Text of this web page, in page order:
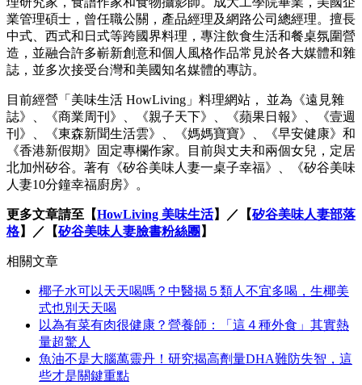
業管理碩士，曾任職公關，產品經理及網路公司總經理。擅長
中式、西式和日式等跨國界料理，專注飲食生活和餐桌氛圍營
造，並融合許多嶄新創意和個人風格作品常見於各大媒體和雜
誌，並多次接受台灣和美國知名媒體的專訪。
目前經營「美味生活 HowLiving」料理網站， 並為《遠見雜
誌》、《商業周刊》、《親子天下》、《蘋果日報》、《壹週
刊》、《東森新聞生活雲》、《媽媽寶寶》、《早安健康》和
《香港新假期》固定專欄作家。目前與丈夫和兩個女兒，定居
北加州矽谷。著有《矽谷美味人妻一桌子幸福》、《矽谷美味
人妻10分鐘幸福廚房》。
更多文章請至【HowLiving 美味生活】／【矽谷美味人妻部落
格】／【矽谷美味人妻臉書粉絲團 】
相關文章
椰子水可以天天喝嗎？中醫揭５類人不宜多喝，生椰美
式也別天天喝
以為有菜有肉很健康？營養師：「這４種外食」其實熱
量超驚人
魚油不是大腦萬靈丹！研究揭高劑量DHA難防失智，這
些才是關鍵重點